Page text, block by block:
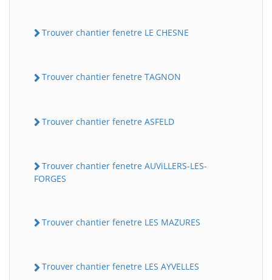
Trouver chantier fenetre LE CHESNE
Trouver chantier fenetre TAGNON
Trouver chantier fenetre ASFELD
Trouver chantier fenetre AUViLLERS-LES-
FORGES
Trouver chantier fenetre LES MAZURES
Trouver chantier fenetre LES AYVELLES